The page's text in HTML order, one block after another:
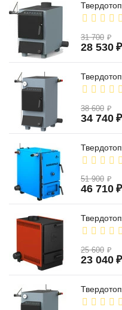
31 700 ₽
28 530 ₽
38 600 ₽
34 740 ₽
51 900 ₽
46 710 ₽
25 600 ₽
23 040 ₽